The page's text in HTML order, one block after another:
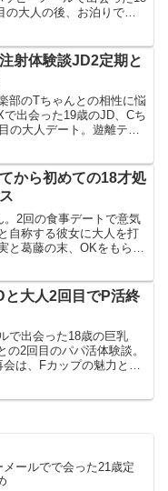
の大人の後、お泊りでこ
いけど休憩のでの大人な
明...
射体験談JD2定期と
部のTちゃんとの相性に悩
出会った19歳のJD、Cち
の大人デート。遊離テス
ルモン補充にグローミン
から初めての18才処
。2回の食事デートで意気
自称する彼女に大人を打
と葛藤の末、OKをもらい
応のマグロ状態に苦戦。
れの...
と大人2回目でP活終
で出会った18歳の巨乳
の2回目のパパ活体験談。
は、Fカップの魅力と美
ールでで会った21歳定